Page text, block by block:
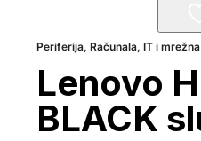
Periferija,Računala, IT i
Lenovo
BLACK